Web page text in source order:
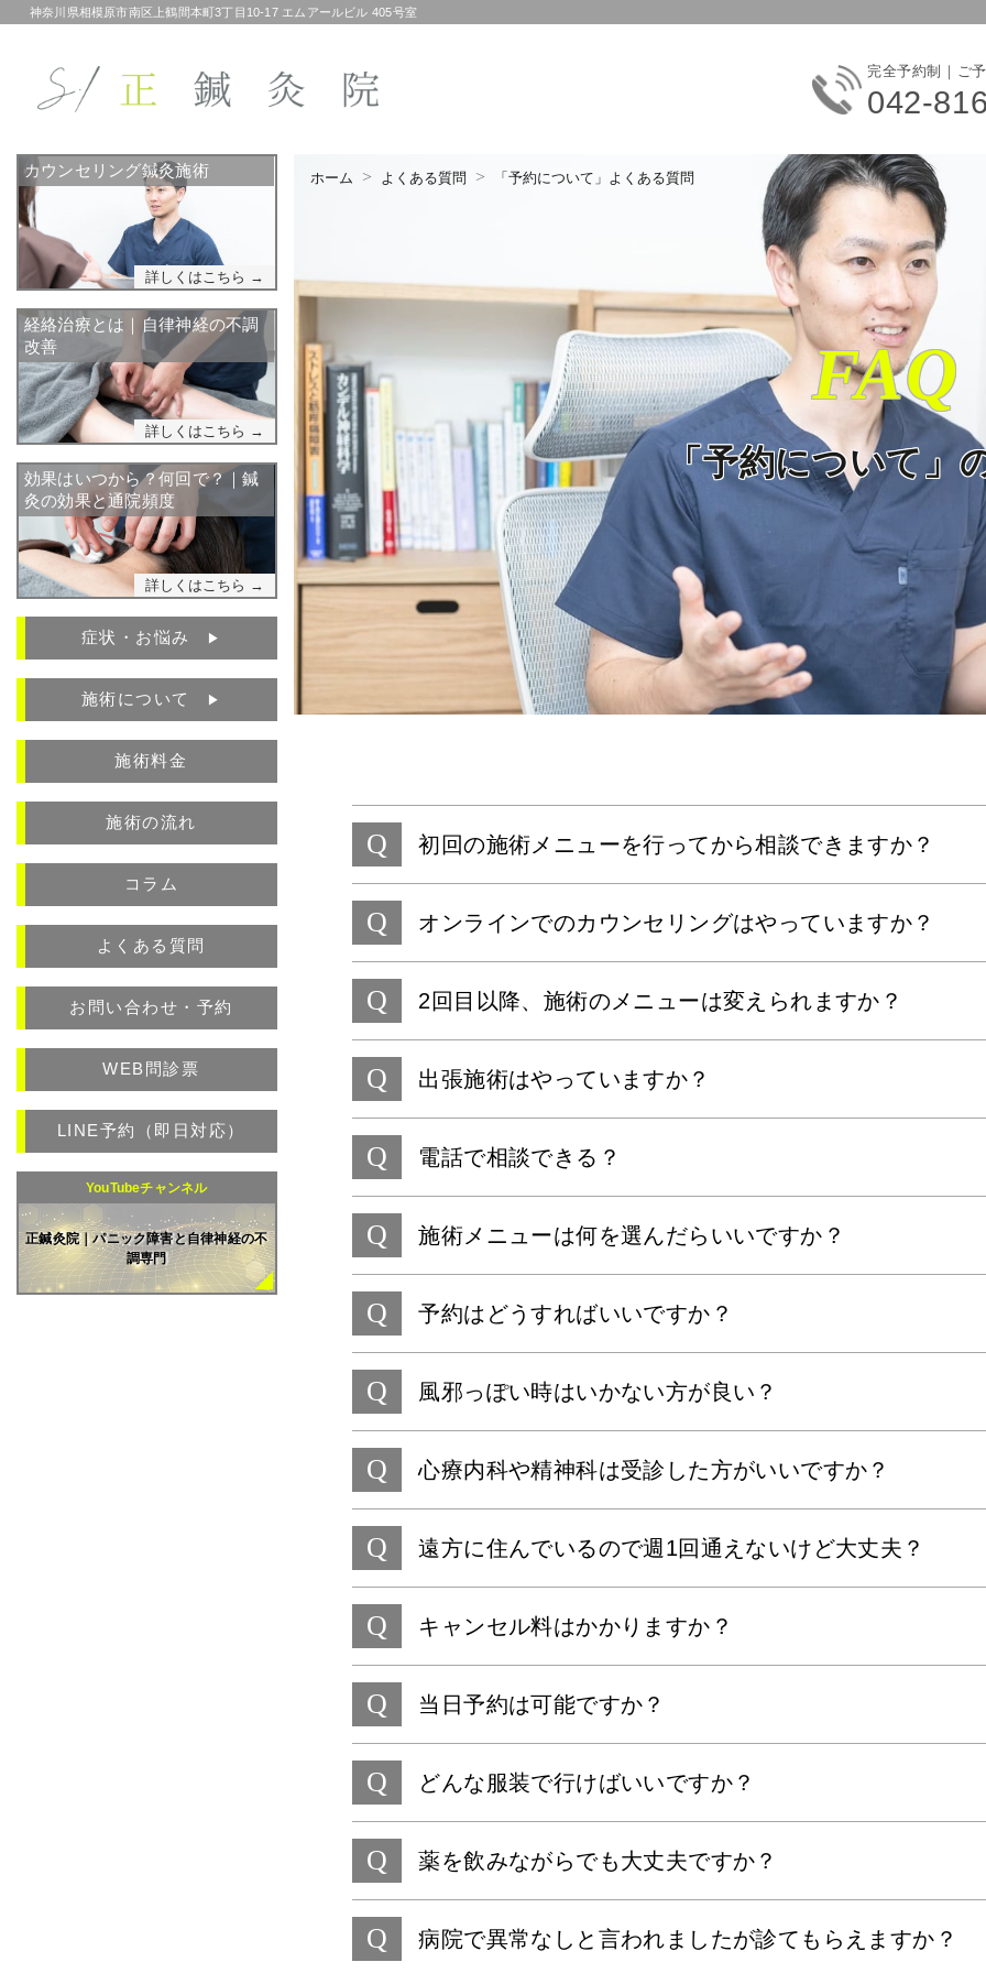
神奈川県相模原市南区上鶴間本町3丁目10-17 エムアールビル 405号室
完全予約制｜ご
042-
カウンセリング鍼灸施術
詳しくはこちら →
経絡治療とは｜自律神経の不調
改善
詳しくはこちら →
効果はいつから？何回で？｜鍼
灸の効果と通院頻度
詳しくはこちら →
症状・お悩み ▶︎
施術について ▶︎
施術料金
施術の流れ
コラム
よくある質問
お問い合わせ・予約
WEB問診票
LINE予約（即日対応）
YouTubeチャンネル
正鍼灸院｜パニック障害と自律神経の不
調専門
ホーム よくある質問 「予約について」よくある質問
FAQ
「予約について」
Q 初回の施術メニューを行ってから相談できますか？
Q オンラインでのカウンセリングはやっていますか？
Q 2回目以降、施術のメニューは変えられますか？
Q 出張施術はやっていますか？
Q 電話で相談できる？
Q 施術メニューは何を選んだらいいですか？
Q 予約はどうすればいいですか？
Q 風邪っぽい時はいかない方が良い？
Q 心療内科や精神科は受診した方がいいですか？
Q 遠方に住んでいるので週1回通えないけど大丈夫？
Q キャンセル料はかかりますか？
Q 当日予約は可能ですか？
Q どんな服装で行けばいいですか？
Q 薬を飲みながらでも大丈夫ですか？
Q 病院で異常なしと言われましたが診てもらえますか？